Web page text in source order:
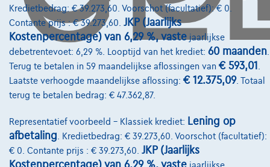
Kredietbedrag: € 39.273,60. Voorschot (facultatief): € 0.
Contante prijs : € 39.273,60. JKP (Jaarlijks
Kostenpercentage) van 6,29 %, vaste jaarlijkse
debetrentevoet: 6,29 %. Looptijd van het krediet: 60 maanden
Terug te betalen in 59 maandelijkse aflossingen van € 593,01
Laatste verhoogde maandelijkse aflossing: € 12.375,09. Totaal
terug te betalen bedrag: € 47.362,87.
Representatief voorbeeld – Klassiek krediet: Lening op
afbetaling. Kredietbedrag: € 39.273,60. Voorschot (facultatief):
€ 0. Contante prijs : € 39.273,60. JKP (Jaarlijks
Diensten & Oplossingen
Pechverhelping verzekering
Financiering
Autoverzekering
Lease en persoonlijke lease
Over Ons